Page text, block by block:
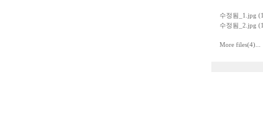
수정됨_1.jpg
수정됨_2.jpg
More files(4)...